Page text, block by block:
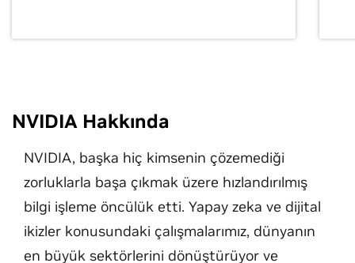
NVIDIA Hakkında
NVIDIA, başka hiç kimsenin çözemediği
zorluklarla başa çıkmak üzere hızlandırılmış
bilgi işleme öncülük etti. Yapay zeka ve dijital
ikizler konusundaki çalışmalarımız, dünyanın
en büyük sektörlerini dönüştürüyor ve